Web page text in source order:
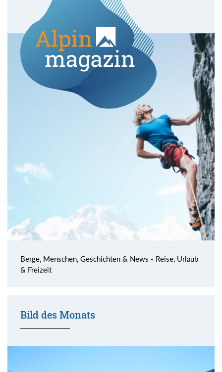
Berge, Menschen, Geschichten & News - Reise, Urlaub
& Freizeit
Bild des Monats